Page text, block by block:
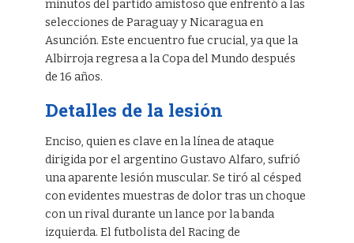
minutos del partido amistoso que enfrentó a las
selecciones de Paraguay y Nicaragua en
Asunción. Este encuentro fue crucial, ya que la
Albirroja regresa a la Copa del Mundo después
de 16 años.
Detalles de la lesión
Enciso, quien es clave en la línea de ataque
dirigida por el argentino Gustavo Alfaro, sufrió
una aparente lesión muscular. Se tiró al césped
con evidentes muestras de dolor tras un choque
con un rival durante un lance por la banda
izquierda. El futbolista del Racing de